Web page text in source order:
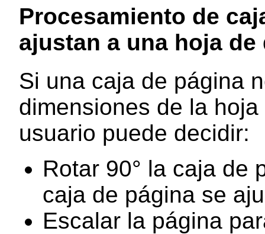
Procesamiento de
ajustan a una hoja de
Si una caja de página
dimensiones de la
usuario puede decidir:
Rotar 90° la caja de
caja de página se
Escalar la página